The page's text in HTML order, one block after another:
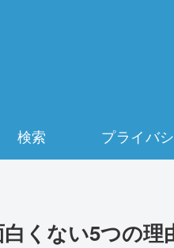
検索
くない5つの理